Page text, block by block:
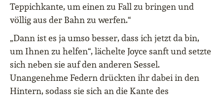
Teppichkante, um einen zu Fall zu bringen und
völlig aus der Bahn zu werfen.“
„Dann ist es ja umso besser, dass ich jetzt da bin,
um Ihnen zu helfen“, lächelte Joyce sanft und setzte
sich neben sie auf den anderen Sessel.
Unangenehme Federn drückten ihr dabei in den
Hintern, sodass sie sich an die Kante des